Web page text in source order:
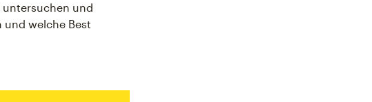
untersuchen und
welche Best